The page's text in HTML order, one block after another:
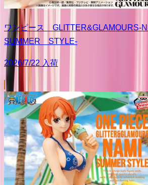
ワンピース
SUMMER STYLE-
2026/7/22 入荷